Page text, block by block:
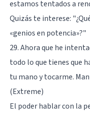
estamos tentados a
Quizás te interese:
«genios en potencia»?"
29. Ahora que he
todo lo que tienes que
tu mano y tocarme.
(Extreme)
El poder hablar con la